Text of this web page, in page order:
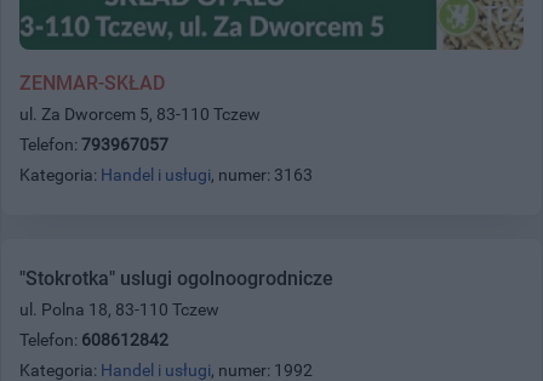
ZENMAR-SKŁAD
ul. Za Dworcem 5, 83-110 Tczew
Telefon: 793967057
Kategoria: Handel i usługi, numer: 3163
"Stokrotka" uslugi ogolnoogrodnicze
ul. Polna 18, 83-110 Tczew
Telefon: 608612842
Kategoria: Handel i usługi, numer: 1992